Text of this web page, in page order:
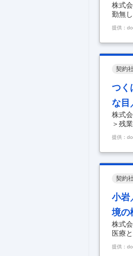
株式
勤無
フ＜
な仕
多数
関も
提供：
契約
つく
な目
株式
＞残
未経
【従
勤の
らの…
提供：
契約
小岩
境の
株式
医療
◇未
【採
提供：